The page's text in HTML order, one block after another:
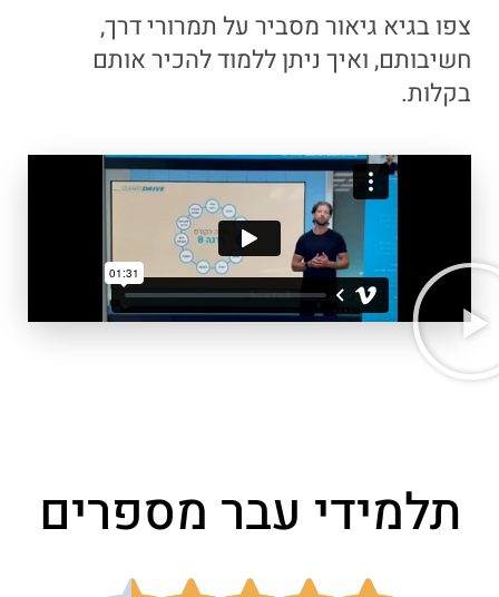
צפו בגיא גיאור מסביר על תמרורי דרך,
חשיבותם, ואיך ניתן ללמוד להכיר אותם
בקלות.
תלמידי עבר מספרים